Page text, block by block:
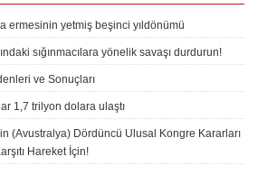
ermesinin yetmiş beşinci yıldönümü
sığınmacılara yönelik savaşı durdurun!
ve Sonuçları
1,7 trilyon dolara ulaştı
(Avustralya) Dördüncü Ulusal Kongre Kararları
Hareket İçin!